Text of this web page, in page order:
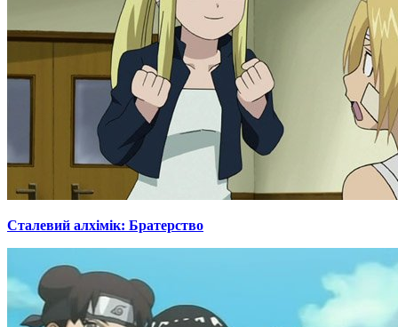
Сталевий алхімік: Братерство